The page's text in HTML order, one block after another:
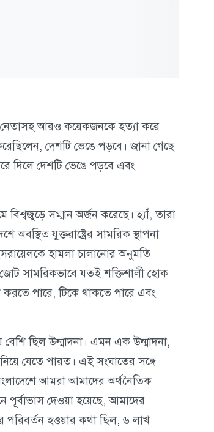
নেতাসহ আরও কয়েকজনকে হত্যা করে
করেছিলেন, দেশটি ভেঙে পড়বে। জানা গেছে
দিলে দেশটি ভেঙে পড়বে এবং
বিশ্বজুড়ে সম্মান অর্জন করেছে। হ্যাঁ, তারা
যুক্তরাষ্ট্রের সামরিক স্থাপনা
হামলা চালানোর অনুমতি
জোট সামরিকভাবে যতই শক্তিশালী হোক
করতে পারে, টিকে থাকতে পারে এবং
বেশি ছিল উন্মাদনা। এমন এক উন্মাদনা,
নিয়ে যেতে পারত। এই সংঘাতের সঙ্গে
আমরা আমাদের অর্থনৈতিক
পূর্বাভাস দেওয়া হয়েছে, আমাদের
পরিবর্তন হওয়ার কথা ছিল, ৬ লাখ